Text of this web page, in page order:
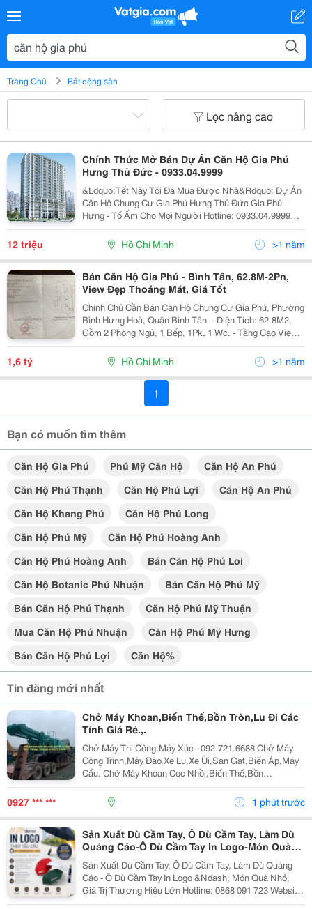
Trang Chủ Bất động sản
Lọc nâng cao
Chính Thức Mở Bán Dự Án Căn Hộ Gia Phú
Hưng Thủ Đức - 0933.04.9999
&Ldquo;Tết Này Tôi Đã Mua Được Nhà&Rdquo; Dự Án
Căn Hộ Chung Cư Gia Phú Hưng Thủ Đức Gia Phú
Hưng - Tổ Ấm Cho Mọi Người Hotline: 0933.04.9999
Căn Hộ Thiết Vô Nhị - 2 Mặt Thoáng 3 Mặt Tiền Chỉ Hơn
600Tr/Căn Thanh Toán Siêu Linh Hoạt Bao Gồm 36 Đợt,
12 triệu Hồ Chí Minh >1 năm
Bán Căn Hộ Gia Phú - Bình Tân, 62.8M-2Pn,
View Đẹp Thoáng Mát, Giá Tốt
Chính Chủ Cần Bán Căn Hộ Chung Cư Gia Phú, Phường
Bình Hưng Hoà, Quận Bình Tân. - Diện Tích: 62.8M2,
Gồm 2 Phòng Ngủ, 1 Bếp, 1Pk, 1 Wc. - Tầng Cao View
Đẹp, Mỗi Phòng Có Ban Công Riêng Thoáng Mát. - Giao
Thông Tiện Lợi, Dễ Dàng Di Chuyển, Khu...
1,6 tỷ Hồ Chí Minh >1 năm
1
Bạn có muốn tìm thêm
Căn Hộ Gia Phú Phú Mỹ Căn Hộ
Căn Hộ An Phú
Căn Hộ Phú Thạnh
Căn Hộ Phú Lợi
Căn Hộ An Phú
Căn Hộ Khang Phú
Căn Hộ Phú Long
Căn Hộ Phú Mỹ
Căn Hộ Phú Hoàng Anh
Căn Hộ Phú Hoàng Anh
Bán Căn Hộ Phú Loi
Căn Hộ Botanic Phú Nhuận
Bán Căn Hộ Phú Mỹ
Bán Căn Hộ Phú Thạnh
Căn Hộ Phú Mỹ Thuận
Mua Căn Hộ Phú Nhuận
Căn Hộ Phú Mỹ Hưng
Bán Căn Hộ Phú Lợi
Căn Hộ%
Tin đăng mới nhất
Chở Máy Khoan,Biến Thế,Bồn Tròn,Lu Đi Các
Tỉnh Giá Rẻ.,.
Chở Máy Thi Công,Máy Xúc - 092.721.6688 Chở Máy
Công Trình,Máy Đào,Xe Lu,Xe Ủi,San Gạt,Biến Áp,Máy
Cẩu. Chở Máy Khoan Cọc Nhồi,Biến Thế,Bồn
Tròn,Lu,Hàng Quá Khổ,Quá Tải Nhận Chở Ghép Hàng
Hóa,Máy Công Trình Đi Các Tỉnh Bắc Nam Giá Rẻ Liên
0927 *** *** 1 phút trước
Sản Xuất Dù Cầm Tay, Ô Dù Cầm Tay, Làm Dù
Quảng Cáo-Ô Dù Cầm Tay In Logo-Món Quà
Nhỏ, Giá Trị Thương Hiệu Lớn
Sản Xuất Dù Cầm Tay, Ô Dù Cầm Tay, Làm Dù Quảng
Cáo - Ô Dù Cầm Tay In Logo &Ndash; Món Quà Nhỏ,
Giá Trị Thương Hiệu Lớn Hotline: 0868 091 723 Website:
Www.quatangthienthan.com